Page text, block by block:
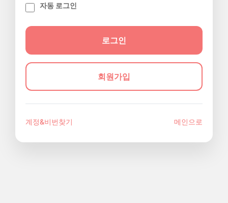
자동 로그인
회원가입
계정&비번찾기 메인으로